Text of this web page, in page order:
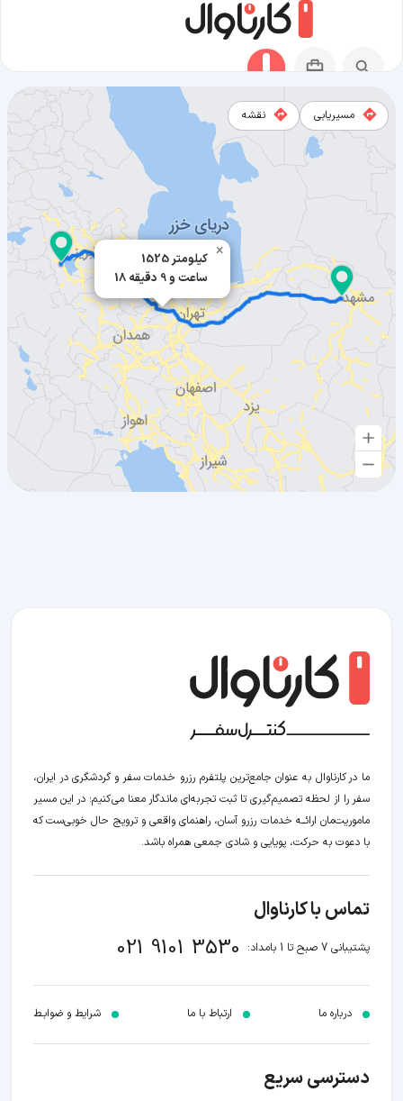
1525 کیلومتر
18 ساعت و 9 دقیقه
×
مسیریابی نقشه
مسیر نیشابور به ارومیه
ما در کارناوال به عنوان جامع‌ترین پلتفرم رزرو خدمات سفر و گردشگری در ایران،
سفر را از لحظه‌ تصمیم‌گیری تا ثبت تجربه‌ای ماندگار معنا می‌کنیم؛ در این مسیر‍
ماموریت‌مان اراﺋــﻪ خدمات رزرو آسان، راهنمای واقعی و ترویج حال خوبی‌ست که
با دعوت به حرکت، پویایی و شادی جمعی همراه باشد.
تماس با کارناوال
پشتیبانی 7 صبح تا 1 بامداد: 021 9101 3530
درباره ما ارتباط با ما شرایط و ضوابـط
دسترسی سریع